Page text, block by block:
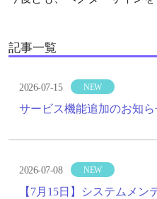
記事一覧
2026-07-15 NEW
サービス機能追加のお知ら
2026-07-08 NEW
【7月15日】システムメン